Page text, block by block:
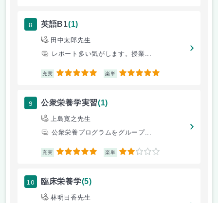
8 英語B1(1)
田中太郎先生
レポート多い気がします。授業...
充実 5 楽単 5
9 公衆栄養学実習(1)
上島寛之先生
公衆栄養プログラムをグループ...
充実 5 楽単 2
10 臨床栄養学(5)
林明日香先生